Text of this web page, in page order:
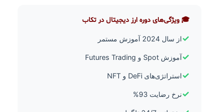
🎓 ویژگی‌های دوره ارز دیجیتال در تکاب
✓از سال 2024 آموزش مستمر
✓آموزش Spot و Futures Trading
✓استراتژی‌های DeFi و NFT
✓نرخ رضایت 93%